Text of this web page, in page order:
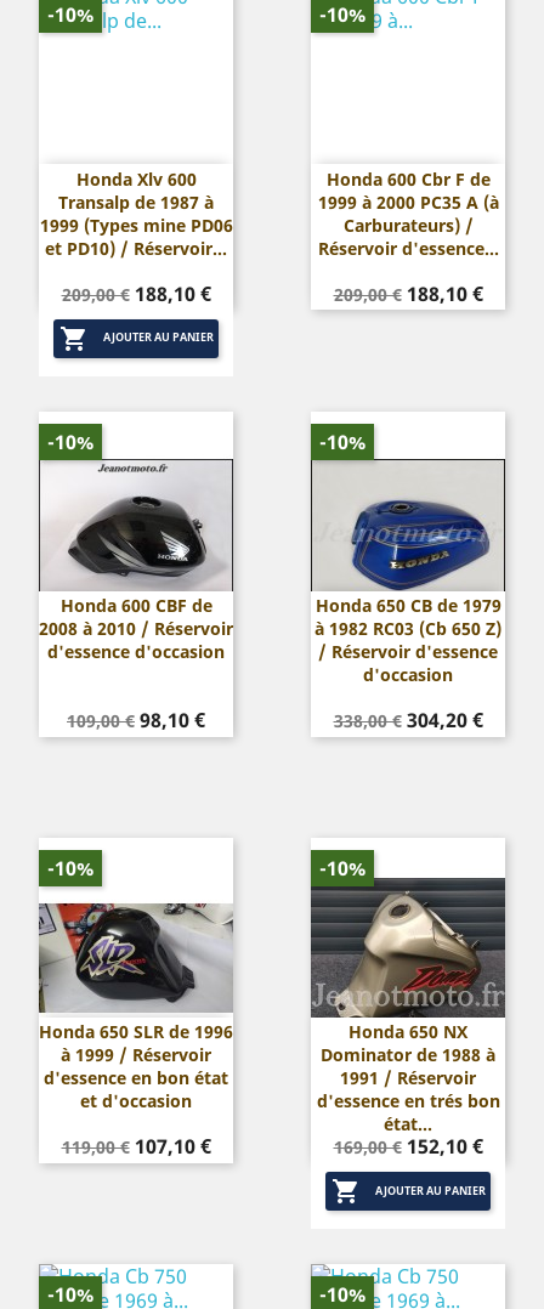
Honda Xlv 600
Transalp de 1987 à
1999 (Types mine PD06
et PD10) / Réservoir...
Prix
de
base
209,00 € Prix
188,10 €
 AJOUTER AU PANIER
-10%
Honda 600 Cbr F de
1999 à 2000 PC35 A (à
Carburateurs) /
Réservoir d'essence...
Prix
de
209,00 € Prix
188,10 €
-10%
Honda 600 CBF de
2008 à 2010 / Réservoir
d'essence d'occasion
Prix
de
109,00 € Prix
98,10 €
-10%
Honda 650 CB de 1979
à 1982 RC03 (Cb 650 Z)
/ Réservoir d'essence
d'occasion
Prix
de
338,00 € Prix
304,20 €
-10%
Honda 650 SLR de 1996
à 1999 / Réservoir
d'essence en bon état
et d'occasion
Prix
de
119,00 € Prix
107,10 €
-10%
Honda 650 NX
Dominator de 1988 à
1991 / Réservoir
d'essence en trés bon
état...
Prix
de
base
169,00 € Prix
152,10 €
 AJOUTER AU PANIER
-10%
-10% -10%